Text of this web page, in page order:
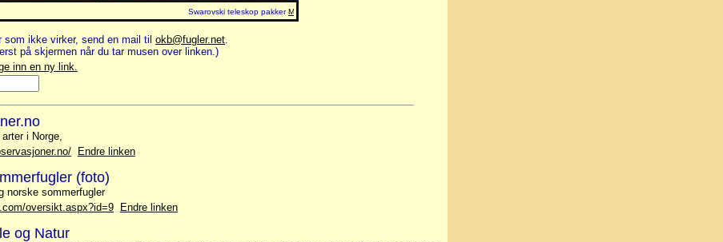
Swarovski teleskop pakkerMer info
ikke virker, send en mail til okb@fugler.net.
på skjermen når du tar musen over linken.)
inn en ny link.
i Norge,
Endre linken
(foto)
norske sommerfugler
oversikt.aspx?id=9
Endre linken
og Natur